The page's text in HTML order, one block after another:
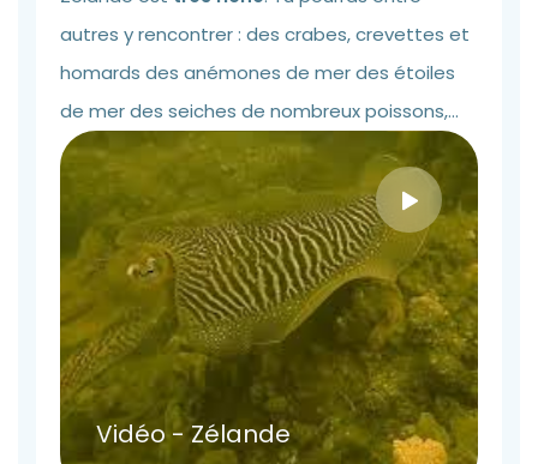
autres y rencontrer : des crabes, crevettes et
homards des anémones de mer des étoiles
de mer des seiches de nombreux poissons,...
Vidéo - Zélande